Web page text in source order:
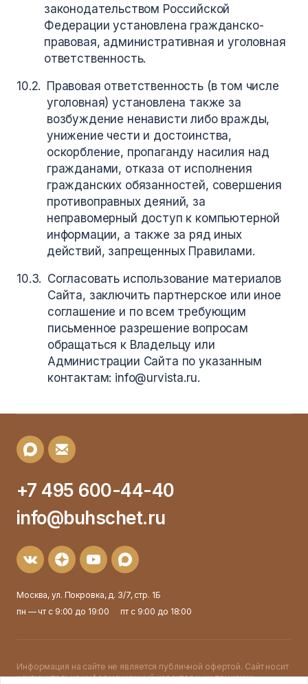
законодательством Российской
Федерации установлена гражданско-
правовая, административная и уголовная
ответственность.
Правовая ответственность (в том числе
уголовная) установлена также за
возбуждение ненависти либо вражды,
унижение чести и достоинства,
оскорбление, пропаганду насилия над
гражданами, отказа от исполнения
гражданских обязанностей, совершения
противоправных деяний, за
неправомерный доступ к компьютерной
информации, а также за ряд иных
действий, запрещенных Правилами.
Согласовать использование материалов
Сайта, заключить партнерское или иное
соглашение и по всем требующим
письменное разрешение вопросам
обращаться к Владельцу или
Администрации Сайта по указанным
контактам: info@urvista.ru.
+7 495 600-44-40
info@buhschet.ru
Москва, ул. Покровка, д. 3/7, стр. 1Б
пн — чт с 9:00 до 19:00
пт с 9:00 до 18:00
Информация на сайте не является публичной офертой. Cайт носит
исключительно информационный характер и ни при каких